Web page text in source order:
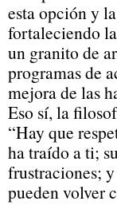
esta opción y
fortaleciendo
un granito de
programas de
mejora de las
Eso sí, la
“Hay que
ha traído a ti;
frustraciones;
pueden volver